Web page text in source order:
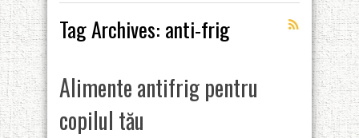
Tag Archives: anti-frig
Alimente antifrig pentru
copilul tău